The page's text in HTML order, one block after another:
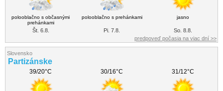
polooblačno s občasnými
prehánkami
polooblačno s prehánkami jasno
Št. 6.8. Pi. 7.8.
So. 8.8.
predpoveď počasia na viac dní >>
Slovensko
Partizánske
39/20°C 30/16°C 31/12°C